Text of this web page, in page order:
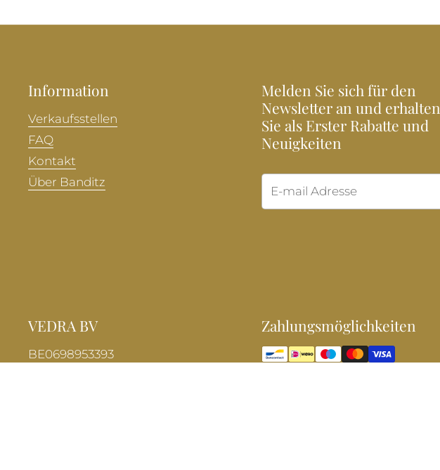
Information
Verkaufsstellen
FAQ
Kontakt
Über Banditz
Melden Sie sich für den
Newsletter an und erhalten
Sie als Erster Rabatte und
Neuigkeiten
VEDRA BV
BE0698953393
Zahlungsmöglichkeiten